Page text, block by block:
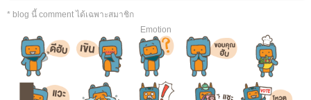
* blog นี้ comment ได้เฉพาะสมาชิก
Emotion